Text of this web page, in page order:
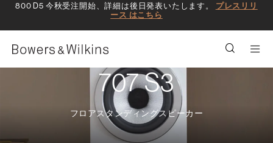
800 D5 今秋受注開始、詳細は後日発表いたします。 プレスリリ
ース はこちら
707 S3
フロアスタンディングスピーカー